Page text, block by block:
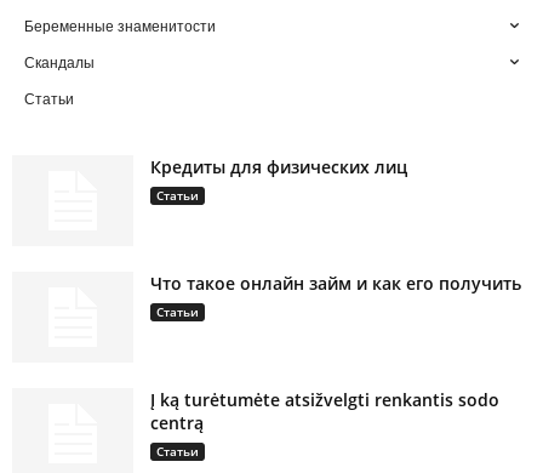
Беременные знаменитости
Скандалы
Статьи
Кредиты для физических лиц
Статьи
Что такое онлайн займ и как его получить
Статьи
Į ką turėtumėte atsižvelgti renkantis sodo
centrą
Статьи